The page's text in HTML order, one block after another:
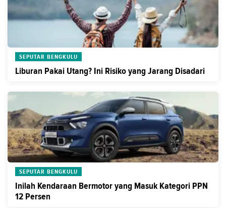
SEPUTAR BENGKULU
Liburan Pakai Utang? Ini Risiko yang Jarang Disadari
SEPUTAR BENGKULU
Inilah Kendaraan Bermotor yang Masuk Kategori PPN
12 Persen